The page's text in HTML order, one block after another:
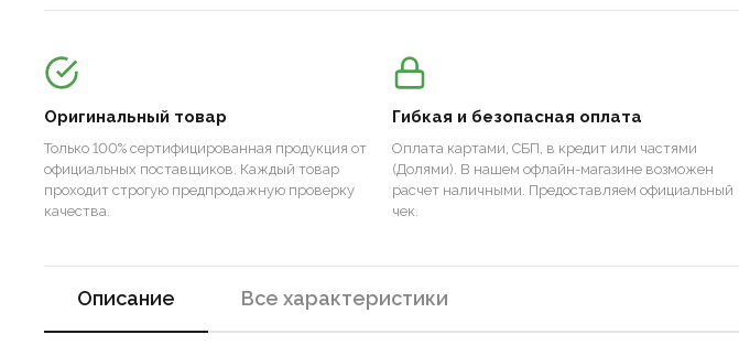
Оригинальный товар
Только 100% сертифицированная продукция от
официальных поставщиков. Каждый товар
проходит строгую предпродажную проверку
качества.
Гибкая и безопасная оплата
Оплата картами, СБП, в кредит или частями
(Долями). В нашем офлайн-магазине возможен
расчет наличными. Предоставляем официальный
чек.
Описание Все характеристики